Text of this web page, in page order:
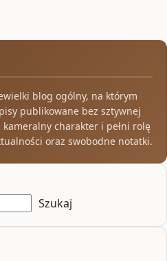
blog ogólny, na którym
publikowane bez sztywnej
charakter i pełni rolę
oraz swobodne notatki.
Szukaj